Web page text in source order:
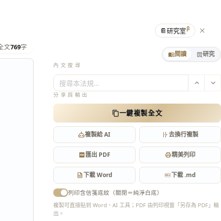
文769字
閱讀 研究
內文搜尋
搜尋本法規…
分享與輸出
一鍵複製全文
複製給 AI 去換行複製
匯出 PDF 精美列印
下載 Word 下載 .md
列印含信箋底紋（關閉＝純淨白底）
複製可直接貼到 Word、AI 工具；PDF 由列印視窗「另存為 PDF」輸
出。
📔研究室β